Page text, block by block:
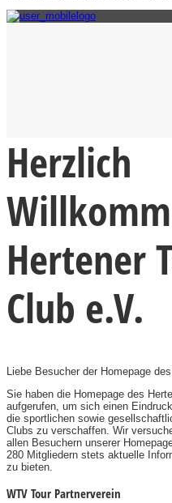
Herzlich
Hertener
Club e.V.
Liebe Besucher der Homepage
Sie haben die Homepage des
aufgerufen, um sich einen
die sportlichen sowie
Clubs zu verschaffen. Wir
allen Besuchern unserer
280 Mitgliedern stets aktuelle
zu bieten.
WTV Tour Partnerverein